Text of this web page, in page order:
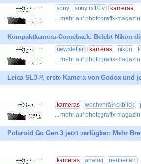
sony sony rx10 v
kameras
... mehr auf photografix-
Kompaktkamera-Comeback: Belebt Nikon
newsletter kameras nikon
... mehr auf photografix-
Leica SL3-P, erste Kamera von Godox und
kameras wochenrã¼ckblick
... mehr auf photografix-
Polaroid Go Gen 3 jetzt verfügbar: Mehr
kameras analog
neuheiten